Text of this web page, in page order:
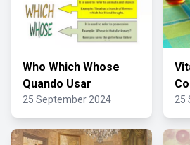
Who Which Whose
Quando Usar
25 September 2024 25